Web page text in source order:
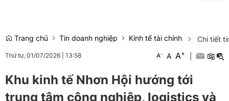
Trang chủ Tin doanh nghiệp Kinh tế tài chính Chi tiết
Thứ tư, 01/07/2026 13:58 A- A A+
Khu kinh tế Nhơn Hội hướng tới
trung tâm công nghiệp, logistics và